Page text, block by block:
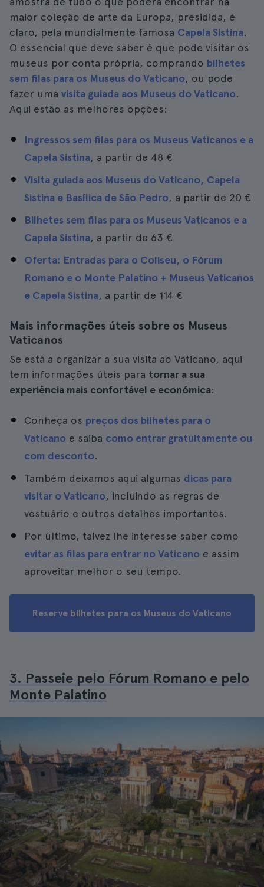
maior coleção de arte da Europa, presidida, é
claro, pela mundialmente famosa Capela Sistina.
O essencial que deve saber é que pode visitar os
museus por conta própria, comprando bilhetes
sem filas para os Museus do Vaticano, ou pode
fazer uma visita guiada aos Museus do Vaticano.
Aqui estão as melhores opções:
Ingressos sem filas para os Museus Vaticanos e a
Capela Sistina, a partir de 48 €
Visita guiada aos Museus do Vaticano, Capela
Sistina e Basílica de São Pedro, a partir de 20 €
Bilhetes sem filas para os Museus Vaticanos e a
Capela Sistina, a partir de 63 €
Oferta: Entradas para o Coliseu, o Fórum
Romano e o Monte Palatino + Museus Vaticanos
e Capela Sistina, a partir de 114 €
Mais informações úteis sobre os Museus
Vaticanos
Se está a organizar a sua visita ao Vaticano, aqui
tem informações úteis para tornar a sua
experiência mais confortável e económica:
Conheça os preços dos bilhetes para o
Vaticano e saiba como entrar gratuitamente ou
com desconto.
Também deixamos aqui algumas dicas para
visitar o Vaticano, incluindo as regras de
vestuário e outros detalhes importantes.
Por último, talvez lhe interesse saber como
evitar as filas para entrar no Vaticano e assim
aproveitar melhor o seu tempo.
Reserve bilhetes para os Museus do Vaticano
3. Passeie pelo Fórum Romano e pelo
Monte Palatino